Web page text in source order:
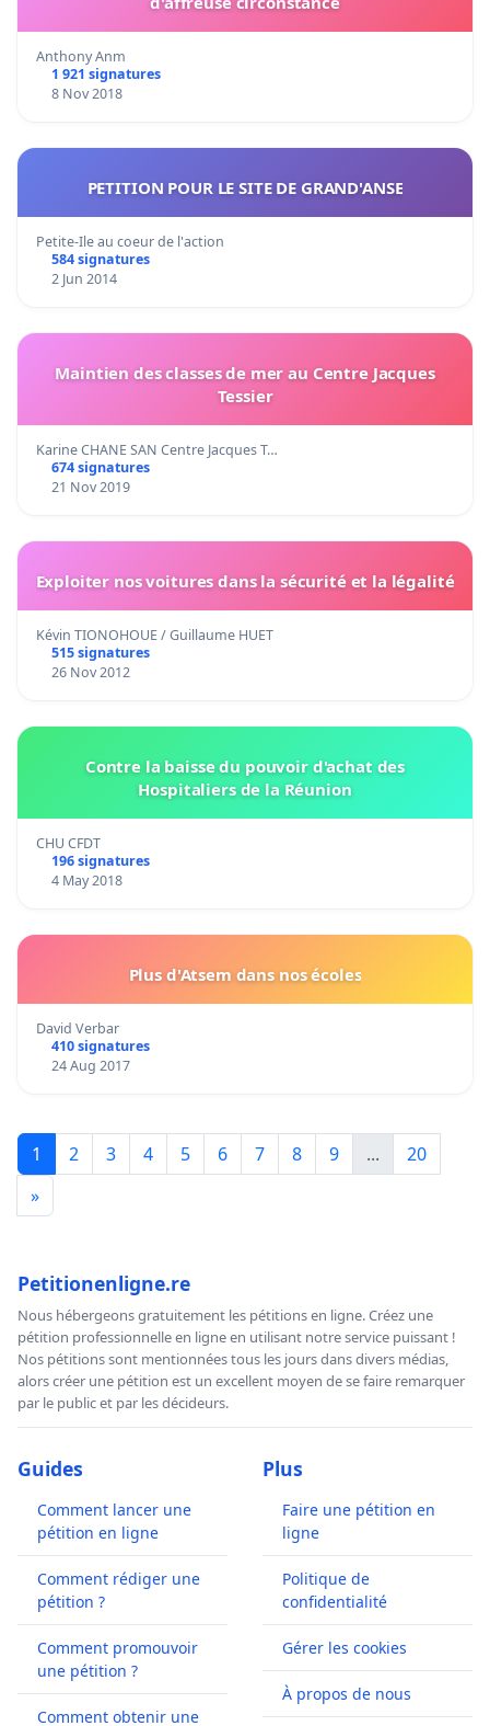
Anthony Anm
1 921 signatures
8 Nov 2018
PETITION POUR LE SITE DE GRAND'ANSE
Petite-Ile au coeur de l'action
584 signatures
2 Jun 2014
Maintien des classes de mer au Centre Jacques
Tessier
Karine CHANE SAN Centre Jacques T…
674 signatures
21 Nov 2019
Exploiter nos voitures dans la sécurité et la légalité
Kévin TIONOHOUE / Guillaume HUET
515 signatures
26 Nov 2012
Contre la baisse du pouvoir d'achat des
Hospitaliers de la Réunion
CHU CFDT
196 signatures
4 May 2018
Plus d'Atsem dans nos écoles
David Verbar
410 signatures
24 Aug 2017
1 2 3 4 5 6 7 8 9 ...
20
»
Petitionenligne.re
Nous hébergeons gratuitement les pétitions en ligne. Créez une
pétition professionnelle en ligne en utilisant notre service puissant !
Nos pétitions sont mentionnées tous les jours dans divers médias,
alors créer une pétition est un excellent moyen de se faire remarquer
par le public et par les décideurs.
Guides
Comment lancer une
pétition en ligne
Comment rédiger une
pétition ?
Comment promouvoir
une pétition ?
Comment obtenir une
Plus
Faire une pétition en
ligne
Politique de
confidentialité
Gérer les cookies
À propos de nous